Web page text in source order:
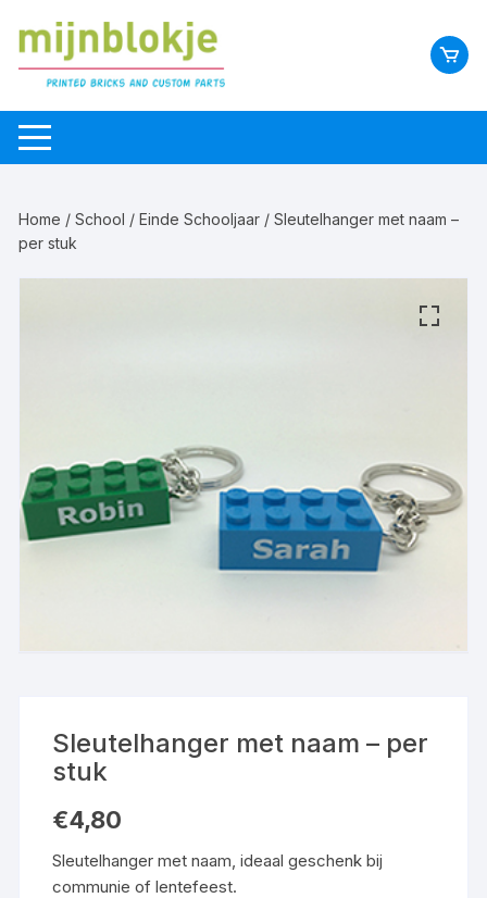
Home /School /Einde Schooljaar / Sleutelhanger met naam –
per stuk
Sleutelhanger met naam – per
stuk
€4,80
Sleutelhanger met naam, ideaal geschenk bij
communie of lentefeest.